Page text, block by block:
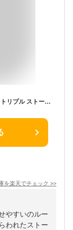
イヤリング 痛くない 落ちにくい ループフィット トリプル ストーン 優しい ノンホールピアス ニッケルフリー ギフト 華やか 上品 エレガント 卒業式 入学式 結婚式 卒園式 入園式 パーティ 二次会muk プレゼント ギフト
を楽天でチェック >>
やすいのルー
われたストー